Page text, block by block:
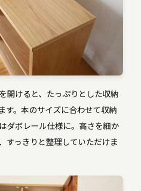
開けると、たっぷりとした収納
す。本のサイズに合わせて収納
ダボレール仕様に。高さを細か
すっきりと整理していただけま